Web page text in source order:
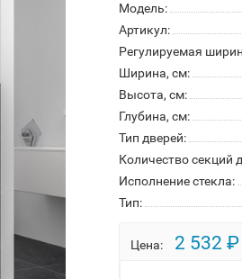
Модель:
Артикул:
Регулируемая
Ширина, см:
Высота, см:
Глубина, см:
Тип дверей:
Количество секций
Исполнение стекла:
Тип:
Цена: 2 532 ₽